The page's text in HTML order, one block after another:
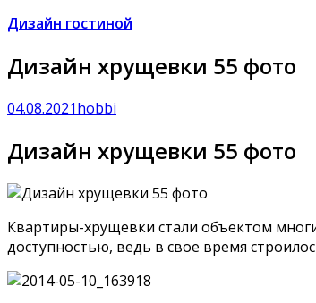
Дизайн гостиной
Дизайн хрущевки 55 фото
04.08.2021hobbi
Дизайн хрущевки 55 фото
Квартиры-хрущевки стали объектом
доступностью, ведь в свое время